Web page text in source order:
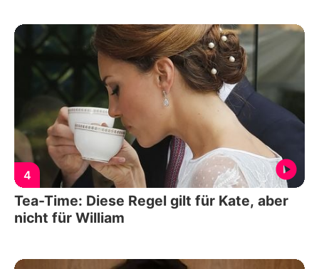
4
Tea-Time: Diese Regel gilt für Kate, aber
nicht für William